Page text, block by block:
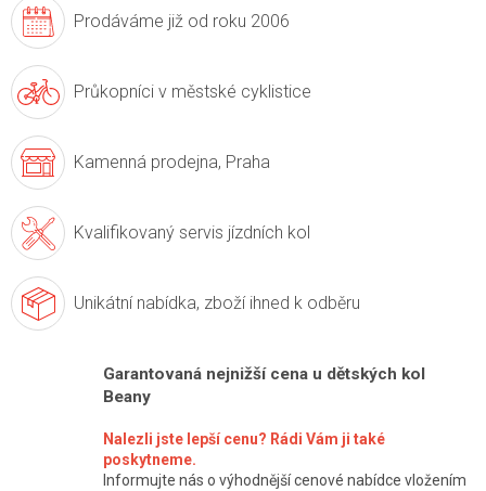
Prodáváme již od roku 2006
Průkopníci v městské cyklistice
Kamenná prodejna, Praha
Kvalifikovaný servis jízdních kol
Unikátní nabídka, zboží ihned k odběru
Garantovaná nejnižší cena u dětských kol
Beany
Nalezli jste lepší cenu? Rádi Vám ji také
poskytneme.
Informujte nás o výhodnější cenové nabídce vložením